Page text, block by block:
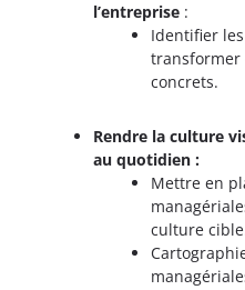
l’entreprise :
Identifier
transformer
concrets.
Rendre la culture
au quotidien :
Mettre en
culture